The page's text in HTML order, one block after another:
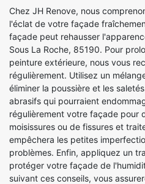
Chez JH Renove, nous
l'éclat de votre façade
façade peut rehausser
Sous La Roche, 85190. Pour
peinture extérieure, nous vous
régulièrement. Utilisez un
éliminer la poussière et les
abrasifs qui pourraient
régulièrement votre façade pour
moisissures ou de fissures et
empêchera les petites
problèmes. Enfin, appliquez un
protéger votre façade de
suivant ces conseils, vous